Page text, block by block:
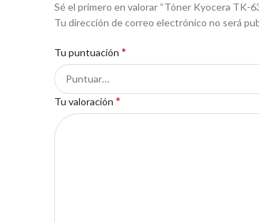
Sé el primero en valorar “Tóner Kyocera TK-
Tu dirección de correo electrónico no será
Tu puntuación *
Tu valoración *